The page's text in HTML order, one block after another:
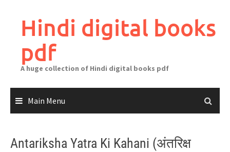
contentHindi digital books
pdf
A huge collection of Hindi digital books pdf
Main Menu
Antariksha Yatra Ki Kahani (अंतरिक्ष